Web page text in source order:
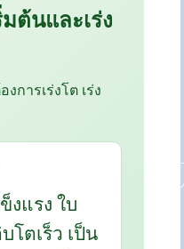
ต้นและเร่ง
การเร่งโต เร่ง
แรง ใบ
โตเร็ว เป็น